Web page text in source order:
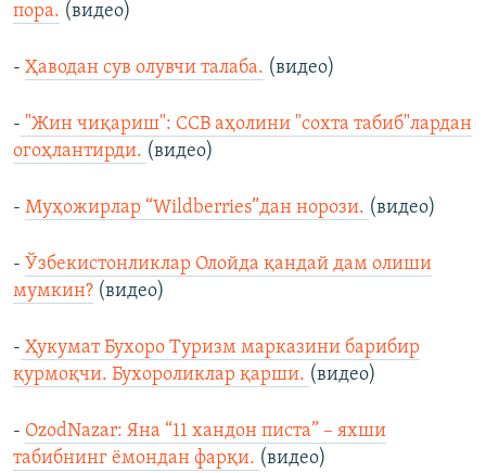
пора. (видео)
- Ҳаводан сув олувчи талаба. (видео)
- "Жин чиқариш": ССВ аҳолини "сохта табиб"лардан
огоҳлантирди. (видео)
- Муҳожирлар “Wildberries”дан норози. (видео)
- Ўзбекистонликлар Олойда қандай дам олиши
мумкин? (видео)
- Ҳукумат Бухоро Туризм марказини барибир
қурмоқчи. Бухороликлар қарши. (видео)
- OzodNazar: Яна “11 хандон писта” – яхши
табибнинг ёмондан фарқи. (видео)